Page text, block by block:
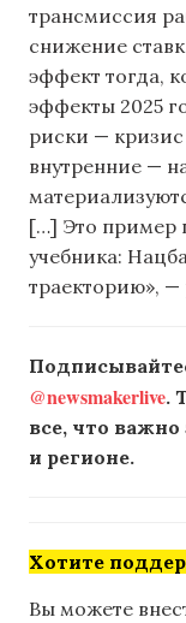
трансмиссия
снижение
эффект тогда,
эффекты 2025
риски —
внутренние —
[…] Это пример
учебника:
траекторию», —
@newsmakerlive.
все, что
и регионе.
Хотите
Вы можете